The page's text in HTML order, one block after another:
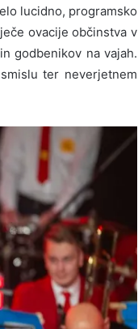
lucidno, programsko
ovacije občinstva v
godbenikov na vajah.
ter neverjetnem